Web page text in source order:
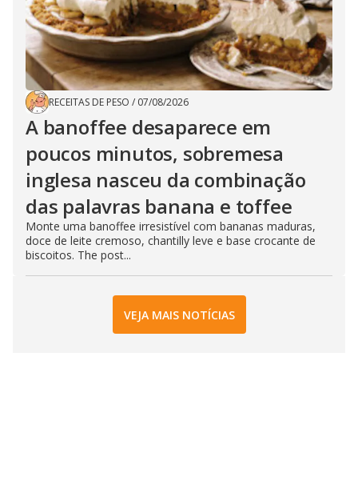
RECEITAS DE PESO / 07/08/2026
A banoffee desaparece em
poucos minutos, sobremesa
inglesa nasceu da combinação
das palavras banana e toffee
Monte uma banoffee irresistível com bananas maduras,
doce de leite cremoso, chantilly leve e base crocante de
biscoitos. The post...
VEJA MAIS NOTÍCIAS